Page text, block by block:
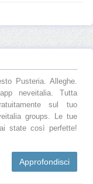
Pusteria. Alleghe.
neveitalia. Tutta
sul tuo
groups. Le tue
state così perfette!
Approfondisci